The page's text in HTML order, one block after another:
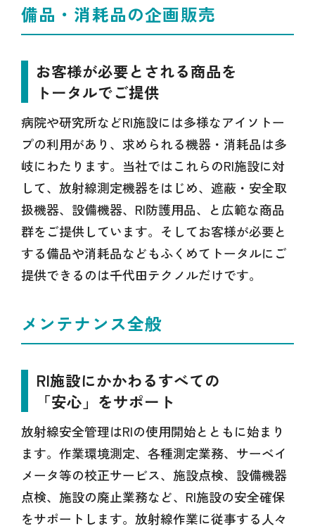
備品・消耗品の企画販売
お客様が必要とされる商品を
トータルでご提供
病院や研究所などRI施設には多様なアイソトー
プの利用があり、求められる機器・消耗品は多
岐にわたります。当社ではこれらのRI施設に対
して、放射線測定機器をはじめ、遮蔽・安全取
扱機器、設備機器、RI防護用品、と広範な商品
群をご提供しています。そしてお客様が必要と
する備品や消耗品などもふくめてトータルにご
提供できるのは千代田テクノルだけです。
メンテナンス全般
RI施設にかかわるすべての
「安心」をサポート
放射線安全管理はRIの使用開始とともに始まり
ます。作業環境測定、各種測定業務、サーベイ
メータ等の校正サービス、施設点検、設備機器
点検、施設の廃止業務など、RI施設の安全確保
をサポートします。放射線作業に従事する人々